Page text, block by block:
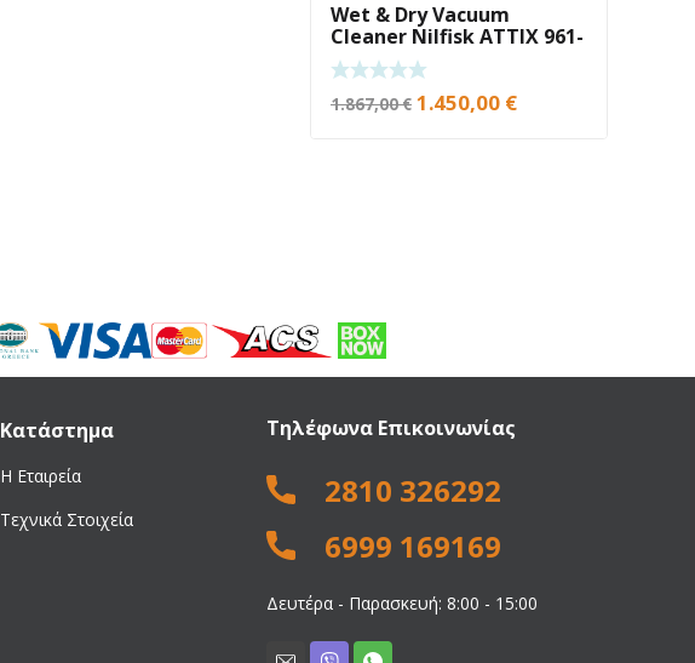
Wet & Dry Vacuum
Cleaner Nilfisk ATTIX 961-
01 16A
1.867,00€ Original
1.450,00 €Current
Κατάστημα
Η Εταιρεία
Τεχνικά Στοιχεία
Τηλέφωνα Επικοινωνίας
2810 326292
6999 169169
Δευτέρα - Παρασκευή: 8:00 - 15:00